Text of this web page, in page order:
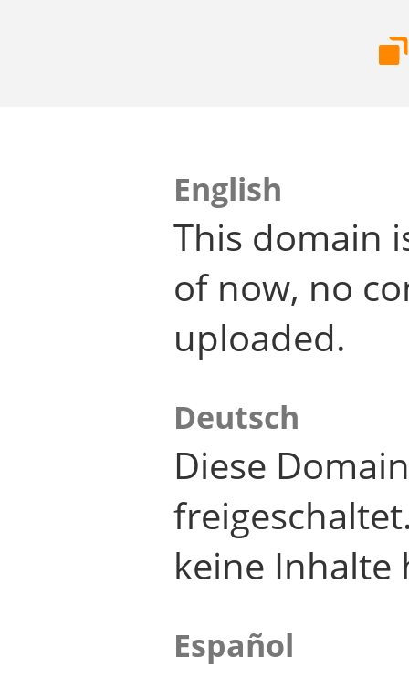
English
This domain
of now, no
uploaded.
Deutsch
Diese
keine Inhalte
Español